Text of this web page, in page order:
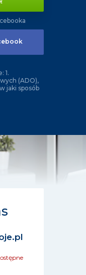
1.
(ADO),
jaki sposób